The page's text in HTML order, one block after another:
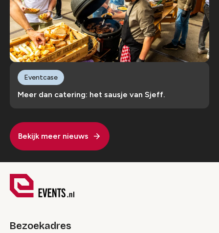
Meer dan catering: het sausje van Sjeff.
Eventcase
Bekijk meer nieuws
Bezoekadres